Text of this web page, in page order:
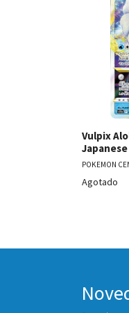
Vulpix
POKEMON
Agotado